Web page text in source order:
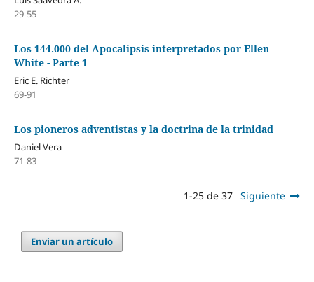
29-55
Los 144.000 del Apocalipsis interpretados por Ellen
White - Parte 1
Eric E. Richter
69-91
Los pioneros adventistas y la doctrina de la trinidad
Daniel Vera
71-83
1-25 de 37 Siguiente
Enviar un artículo